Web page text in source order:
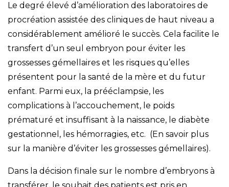
Le degré élevé d’amélioration des laboratoires de
procréation assistée des cliniques de haut niveau a
considérablement amélioré le succès. Cela facilite le
transfert d’un seul embryon pour éviter les
grossesses gémellaires et les risques qu’elles
présentent pour la santé de la mère et du futur
enfant. Parmi eux, la prééclampsie, les
complications à l’accouchement, le poids
prématuré et insuffisant à la naissance, le diabète
gestationnel, les hémorragies, etc. (En savoir plus
sur la manière d’éviter les grossesses gémellaires).
Dans la décision finale sur le nombre d’embryons à